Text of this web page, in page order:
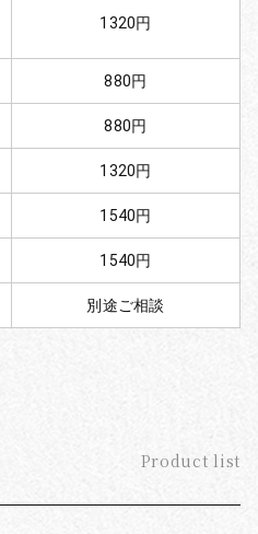
Product list
1320円
880円
880円
1320円
1540円
1540円
別途ご相談